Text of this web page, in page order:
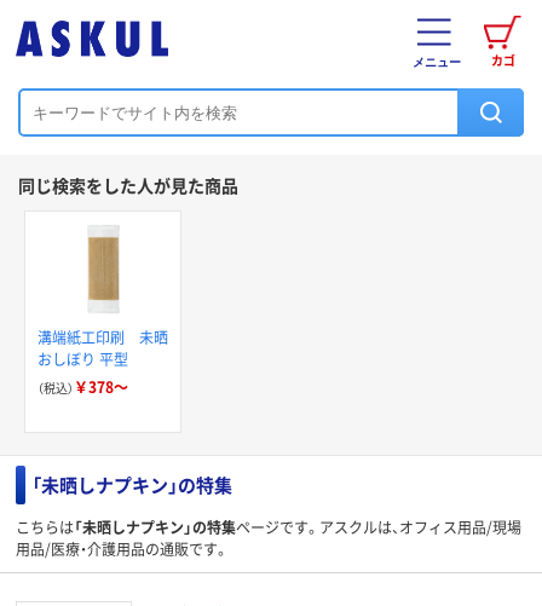
カゴ
メニュー
同じ検索をした人が見た商品
溝端紙工印刷 未晒
おしぼり 平型
（税込） ￥378～
「未晒しナプキン」の特集
こちらは「未晒しナプキン」の特集ページです。アスクルは、オフィス用品/現場
用品/医療・介護用品の通販です。